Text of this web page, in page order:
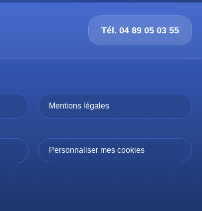
Tél. 04 89 05 03 55
Mentions légales
Personnaliser mes cookies